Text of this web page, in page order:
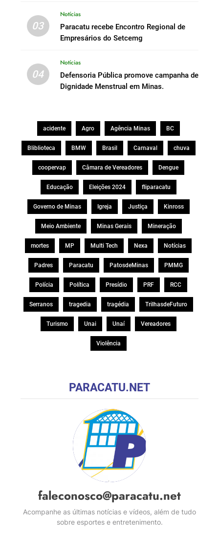
03
Notícias
Paracatu recebe Encontro Regional de
Empresários do Setcemg
04
Notícias
Defensoria Pública promove campanha de
Dignidade Menstrual em Minas.
acidente Agro Agência Minas BC
Bliblioteca BMW Brasil Carnaval chuva
coopervap Câmara de Vereadores Dengue
Educação Eleições 2024 fliparacatu
Governo de Minas Igreja Justiça Kinross
Meio Ambiente Minas Gerais Mineração
mortes MP Multi Tech Nexa Notícias
Padres Paracatu PatosdeMinas PMMG
Polícia Política Presídio PRF RCC
Serranos tragedia tragédia TrilhasdeFuturo
Turismo Unai Unaí Vereadores
Violência
PARACATU.NET
faleconosco@paracatu.net
Acompanhe as últimas notícias e vídeos, além de tudo
sobre esportes e entretenimento.